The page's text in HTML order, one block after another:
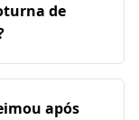
de
após